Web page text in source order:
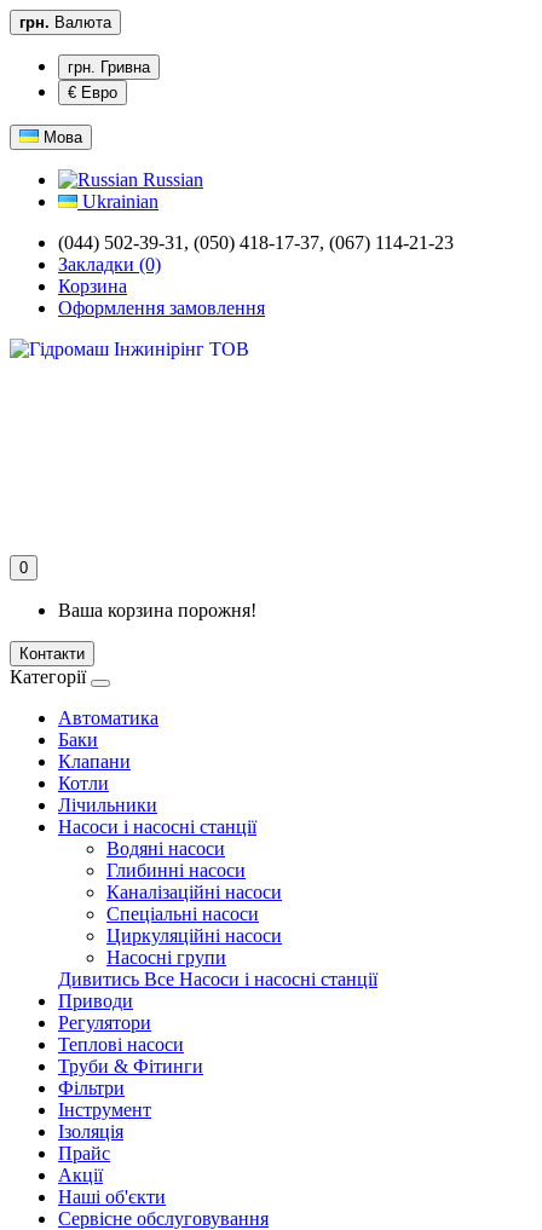
грн. Валюта
грн. Гривна
€ Евро
Мова
Russian
Ukrainian
(044) 502-39-31, (050) 418-17-37, (067) 114-21-23
Закладки (0)
Корзина
Оформлення замовлення
0
Ваша корзина порожня!
Контакти
Категорії
Автоматика
Баки
Клапани
Котли
Лічильники
Насоси і насосні станції
Водяні насоси
Глибинні насоси
Каналізаційні насоси
Спеціальні насоси
Циркуляційні насоси
Насосні групи
Дивитись Все Насоси і насосні станції
Приводи
Регулятори
Теплові насоси
Труби & Фітинги
Фільтри
Інструмент
Ізоляція
Прайс
Акції
Наші об'єкти
Сервісне обслуговування